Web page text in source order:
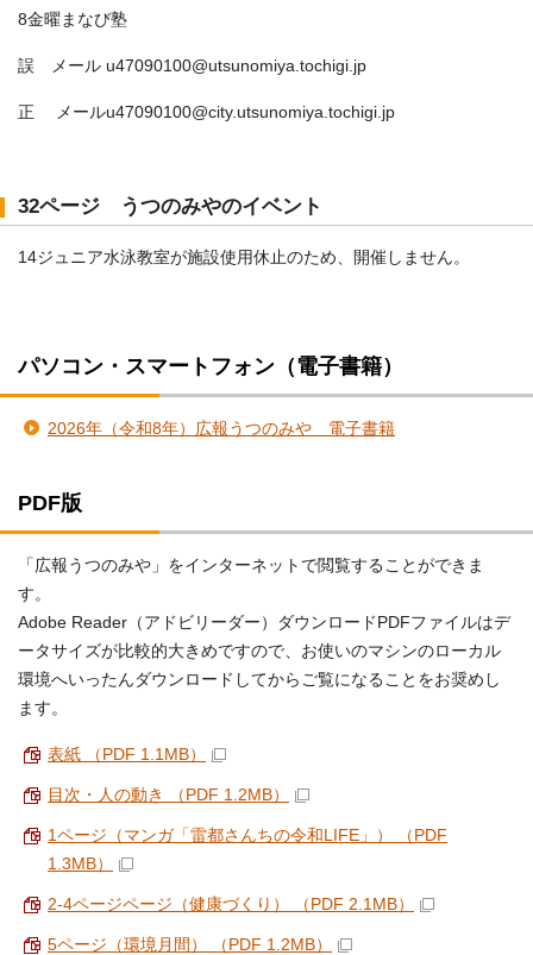
8金曜まなび塾
誤 メール u47090100@utsunomiya.tochigi.jp
正 メールu47090100@city.utsunomiya.tochigi.jp
32ページ うつのみやのイベント
14ジュニア水泳教室が施設使用休止のため、開催しません。
パソコン・スマートフォン（電子書籍）
2026年（令和8年）広報うつのみや 電子書籍
PDF版
「広報うつのみや」をインターネットで閲覧することができま
す。
Adobe Reader（アドビリーダー）ダウンロードPDFファイルはデ
ータサイズが比較的大きめですので、お使いのマシンのローカル
環境へいったんダウンロードしてからご覧になることをお奨めし
ます。
表紙 （PDF 1.1MB）
目次・人の動き （PDF 1.2MB）
1ページ（マンガ「雷都さんちの令和LIFE」） （PDF
1.3MB）
2-4ページページ（健康づくり） （PDF 2.1MB）
5ページ（環境月間） （PDF 1.2MB）